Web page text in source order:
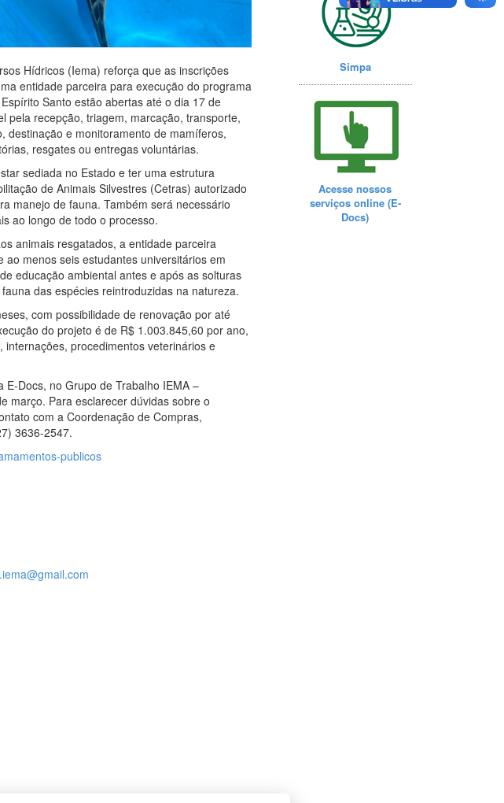
Hídricos (Iema) reforça que as inscrições
entidade parceira para execução do programa
Santo estão abertas até o dia 17 de
pela recepção, triagem, marcação, transporte,
destinação e monitoramento de mamíferos,
resgates ou entregas voluntárias.
sediada no Estado e ter uma estrutura
de Animais Silvestres (Cetras) autorizado
manejo de fauna. Também será necessário
ao longo de todo o processo.
animais resgatados, a entidade parceira
menos seis estudantes universitários em
educação ambiental antes e após as solturas
das espécies reintroduzidas na natureza.
com possibilidade de renovação por até
do projeto é de R$ 1.003.845,60 por ano,
procedimentos veterinários e
Docs, no Grupo de Trabalho IEMA –
março. Para esclarecer dúvidas sobre o
com a Coordenação de Compras,
3636-2547.
publicos
Simpa
Acesse nossos
serviços online (E-
Docs)